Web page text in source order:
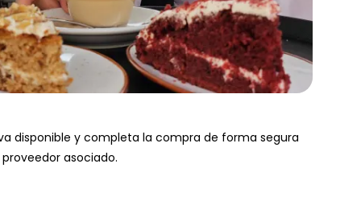
disponible y completa la compra de forma segura
asociado.